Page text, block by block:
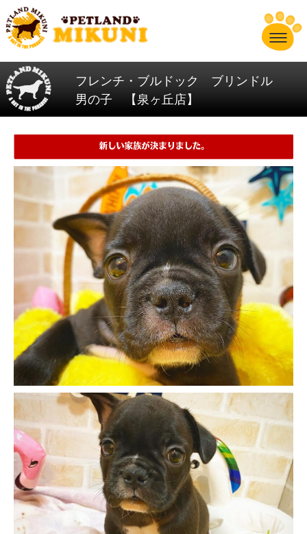
フレンチ・ブルドック ブリンドル
男の子 【泉ヶ丘店】